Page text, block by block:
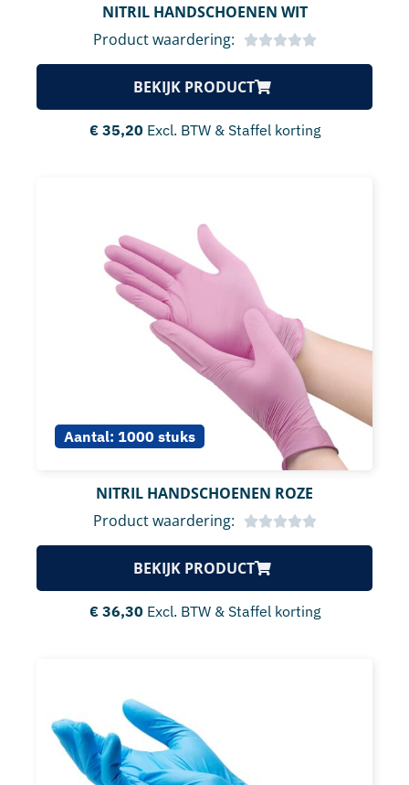
NITRIL HANDSCHOENEN WIT
Product waardering:
BEKIJK PRODUCT
€35,20 Excl. BTW & Staffel korting
Aantal: 1000 stuks
NITRIL HANDSCHOENEN ROZE
Product waardering:
BEKIJK PRODUCT
€36,30 Excl. BTW & Staffel korting